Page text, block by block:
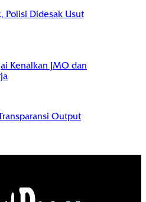
Polisi Didesak Usut
Kenalkan JMO dan
Output